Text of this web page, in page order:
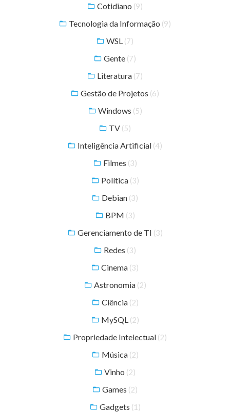
Cotidiano (9)
Tecnologia da Informação (9)
WSL (7)
Gente (7)
Literatura (7)
Gestão de Projetos (6)
Windows (5)
TV (5)
Inteligência Artificial (4)
Filmes (3)
Política (3)
Debian (3)
BPM (3)
Gerenciamento de TI (3)
Redes (3)
Cinema (3)
Astronomia (2)
Ciência (2)
MySQL (2)
Propriedade Intelectual (2)
Música (2)
Vinho (2)
Games (2)
Gadgets (1)